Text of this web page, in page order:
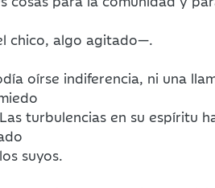
chico, algo agitado—.
oírse indiferencia, ni una
turbulencias en su espíritu
suyos.